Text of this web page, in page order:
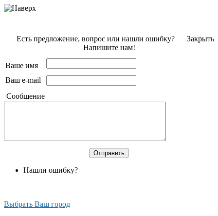
Закрыть
Есть предложение, вопрос или нашли ошибку?
Напишите нам!
Ваше имя
Ваш e-mail
Сообщение
Нашли ошибку?
Выбрать Ваш город